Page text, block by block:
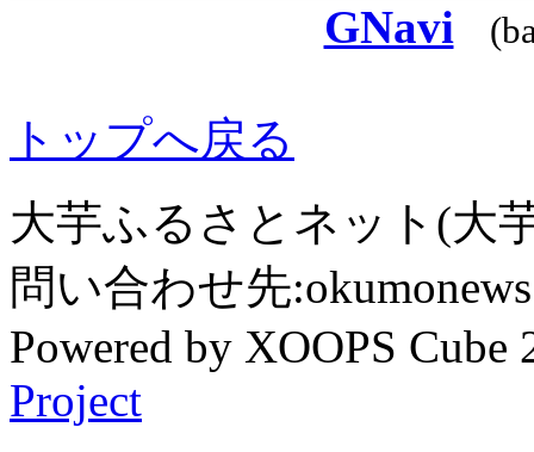
GNavi
トップへ戻る
大芋ふるさとネット(大
問い合わせ先
Powered by XOOPS
Project